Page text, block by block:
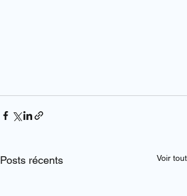
Posts récents Voir tout